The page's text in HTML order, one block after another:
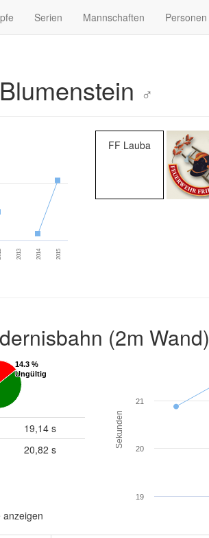
Serien Mannschaften Personen
♂
2013 2014 2015
FF Lauba
(2m Wand)
14.3 %
Ungültig
14.3 %
Ungültig
19,14 s
20,82 s
Sekunden
19
20
21
anzeigen